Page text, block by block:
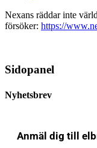
Nexans räddar inte
försöker: https://
Sidopanel
Nyhetsbrev
Anmäl dig till